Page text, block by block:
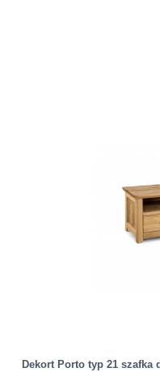
Dekort Porto typ 21 szafka